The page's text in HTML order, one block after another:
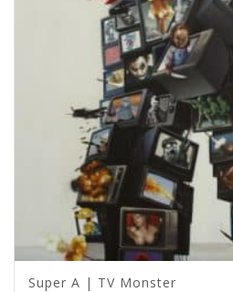
Super A | TV Monster